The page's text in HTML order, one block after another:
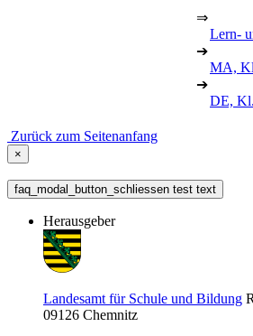
⇒
Lern-
➔
MA,
➔
DE,
Zurück zum Seitenanfang
×
faq_modal_button_schliessen test text
Herausgeber
Landesamt für Schule und Bildung
09126 Chemnitz